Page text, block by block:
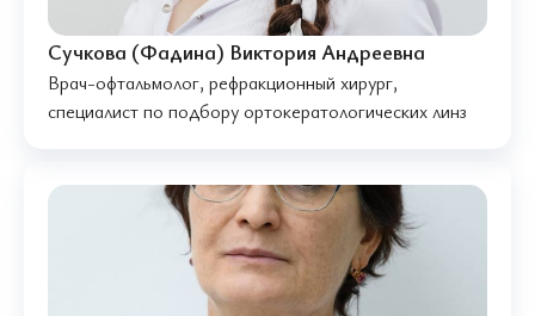
Сучкова (Фадина) Виктория Андреевна
Врач-офтальмолог, рефракционный хирург,
специалист по подбору ортокератологических линз